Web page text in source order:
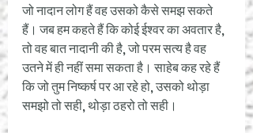
जो नादान लोग हैं वह उसको कैसे समझ सकते
हैं। जब हम कहते हैं कि कोई ईश्वर का अवतार है,
तो वह बात नादानी की है, जो परम सत्य है वह
उतने में ही नहीं समा सकता है। साहेब कह रहे हैं
कि जो तुम निष्कर्ष पर आ रहे हो, उसको थोड़ा
समझो तो सही, थोड़ा ठहरो तो सही।